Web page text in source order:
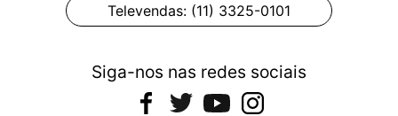
Televendas: (11) 3325-0101
Siga-nos nas redes sociais